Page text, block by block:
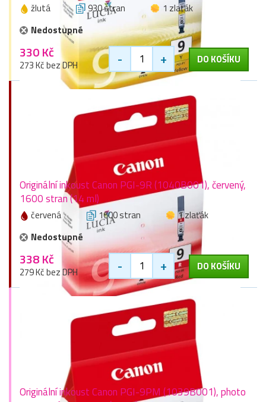
žlutá 930 stran
1 zlaťák
Nedostupné
330 Kč
273 Kč bez DPH - + DO KOŠÍKU
Originální inkoust Canon PGI-9R (1040B001), červený,
1600 stran (14 ml)
červená 1600 stran
1 zlaťák
Nedostupné
338 Kč
279 Kč bez DPH - + DO KOŠÍKU
Originální inkoust Canon PGI-9PM (1039B001), photo